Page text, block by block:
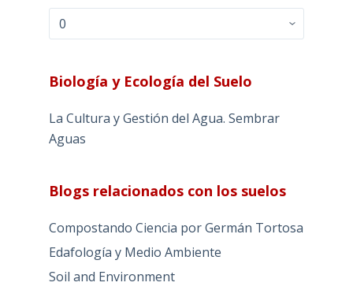
Archivos
Biología y Ecología del Suelo
La Cultura y Gestión del Agua. Sembrar
Aguas
Blogs relacionados con los suelos
Compostando Ciencia por Germán Tortosa
Edafología y Medio Ambiente
Soil and Environment